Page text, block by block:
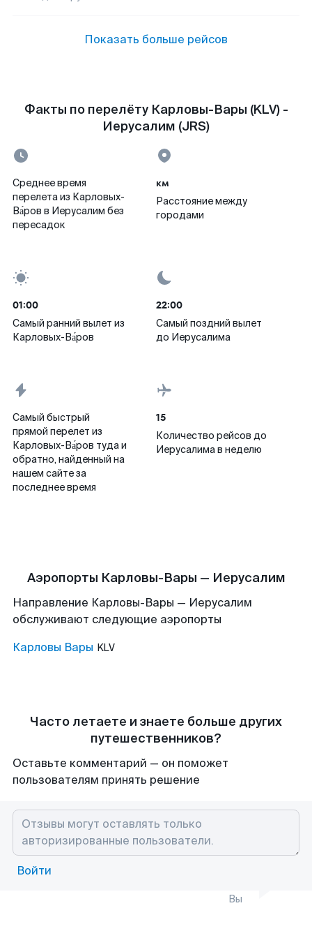
Показать больше рейсов
Факты по перелёту Карловы-Вары (KLV) -
Иерусалим (JRS)
Среднее время
перелета из Карловых-
Ва́ров в Иерусалим без
пересадок
км
Расстояние между
городами
01:00
Самый ранний вылет из
Карловых-Ва́ров
22:00
Самый поздний вылет
до Иерусалима
Самый быстрый
прямой перелет из
Карловых-Ва́ров туда и
обратно, найденный на
нашем сайте за
последнее время
15
Количество рейсов до
Иерусалима в неделю
Аэропорты Карловы-Вары — Иерусалим
Направление Карловы-Вары — Иерусалим
обслуживают следующие аэропорты
Карловы Вары KLV
Часто летаете и знаете больше других
путешественников?
Оставьте комментарий — он поможет
пользователям принять решение
Войти
Вы